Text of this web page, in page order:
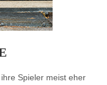
Spieler meist eher